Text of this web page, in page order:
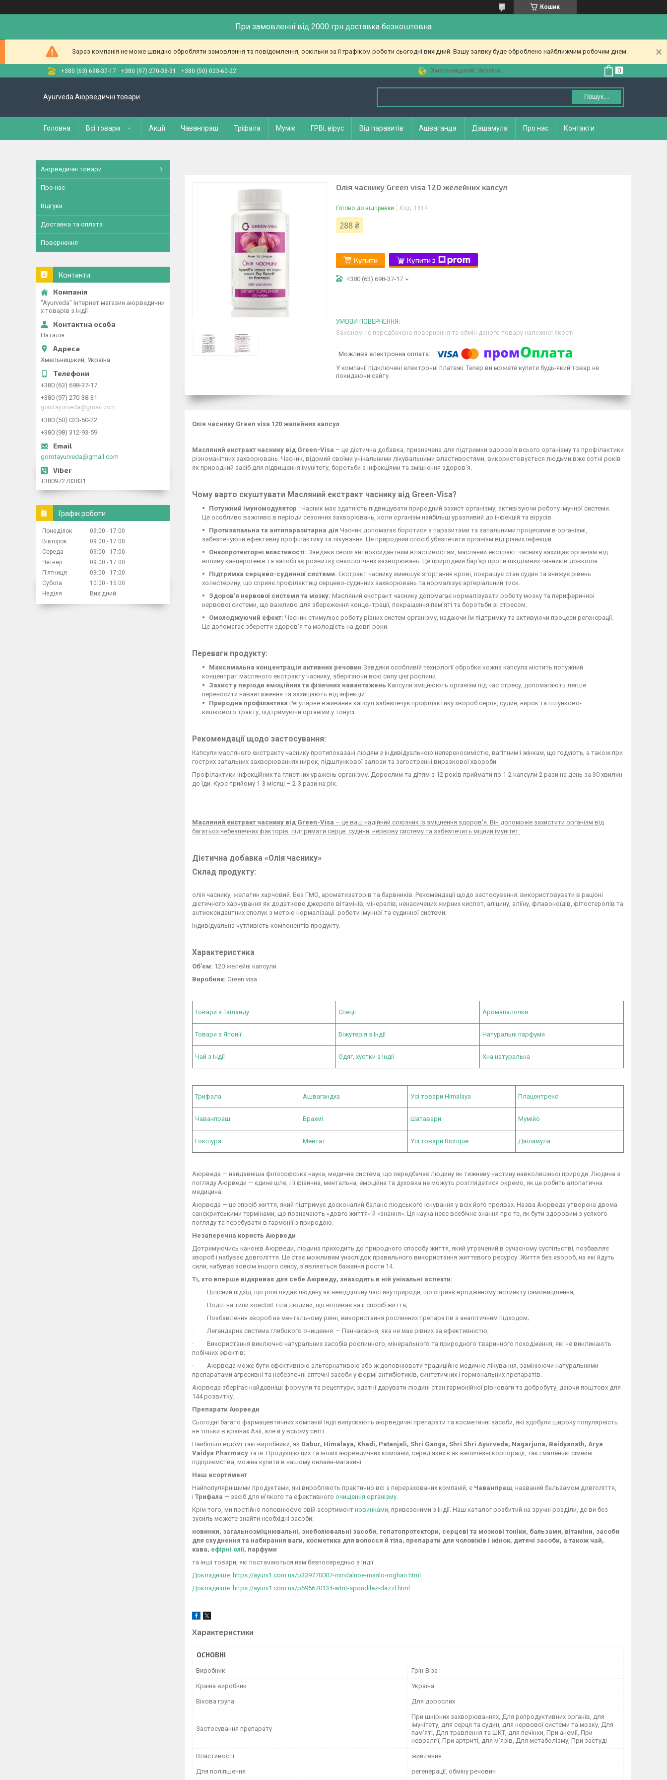
Кошик
При замовленні від 2000 грн доставка безкоштовна
Зараз компанія не може швидко обробляти замовлення та повідомлення, оскільки за її графіком роботи сьогодні вихідний. Вашу заявку буде оброблено найближчим робочим днем.
+380 (63) 698-37-17 +380 (97) 270-38-31 +380 (50) 023-60-22 Хмельницький, Україна
Ayurveda Аюрведичні товари Пошук...
Головна Всі товари Акції Чаванпраш Тріфала Муміє ГРВІ, вірус Від паразитів Ашваганда Дашамула Про нас Контакти
Олія часнику Green visa 120 желейних капсул
Готово до відправки Код: 1814
288 ₴
Купити Купити з
+380 (63) 698-37-17
Законом не передбачено повернення та обмін даного товару належної якості
У компанії підключені електронні платежі. Тепер ви можете купити будь-який товар не
покидаючи сайту.
Олія часнику Green visa 120 желейних капсул
Масляний екстракт часнику від Green-Visa – це дієтична добавка, призначена для підтримки здоров'я всього організму та профілактики
різноманітних захворювань. Часник, відомий своїми унікальними лікувальними властивостями, використовується людьми вже сотні років
як природний засіб для підвищення імунітету, боротьби з інфекціями та зміцнення здоров'я.
Чому варто скуштувати Масляний екстракт часнику від Green-Visa?
Потужний імуномодулятор : Часник має здатність підвищувати природний захист організму, активізуючи роботу імунної системи.
Це особливо важливо в періоди сезонних захворювань, коли організм найбільш уразливий до інфекцій та вірусів.
Протизапальна та антипаразитарна дія Часник допомагає боротися з паразитами та запальними процесами в організмі,
забезпечуючи ефективну профілактику та лікування. Це природний спосіб убезпечити організм від різних інфекцій.
Онкопротекторні властивості: Завдяки своїм антиоксидантним властивостям, масляний екстракт часнику захищає організм від
впливу канцерогенів та запобігає розвитку онкологічних захворювань. Це природний бар'єр проти шкідливих чинників довкілля.
Підтримка серцево-судинної системи: Екстракт часнику зменшує згортання крові, покращує стан судин та знижує рівень
холестерину, що сприяє профілактиці серцево-судинних захворювань та нормалізує артеріальний тиск.
Здоров'я нервової системи та мозку: Масляний екстракт часнику допомагає нормалізувати роботу мозку та периферичної
нервової системи, що важливо для збереження концентрації, покращення пам'яті та боротьби зі стресом.
Омолоджуючий ефект: Часник стимулює роботу різних систем організму, надаючи їм підтримку та активуючи процеси регенерації.
Це допомагає зберегти здоров'я та молодість на довгі роки.
Переваги продукту:
Максимальна концентрація активних речовин Завдяки особливій технології обробки кожна капсула містить потужний
концентрат масляного екстракту часнику, зберігаючи всю силу цієї рослини.
Захист у періоди емоційних та фізичних навантажень Капсули зміцнюють організм під час стресу, допомагають легше
переносити навантаження та захищають від інфекцій.
Природна профілактика Регулярне вживання капсул забезпечує профілактику хвороб серця, судин, нирок та шлунково-
кишкового тракту, підтримуючи організм у тонусі.
Рекомендації щодо застосування:
Капсули масляного екстракту часнику протипоказані людям з індивідуальною непереносимістю, вагітним і жінкам, що годують, а також при
гострих запальних захворюваннях нирок, підшлункової залози та загостренні виразкової хвороби.
Профілактики інфекційних та глистних уражень організму. Дорослим та дітям з 12 років приймати по 1-2 капсули 2 рази на день за 30 хвилин
до їди. Курс прийому 1-3 місяці – 2-3 рази на рік.
Масляний екстракт часнику від Green-Visa – це ваш надійний союзник із зміцнення здоров'я. Він допоможе захистити організм від
багатьох небезпечних факторів, підтримати серце, судини, нервову систему та забезпечить міцний імунітет.
Дієтична добавка «Олія часнику»
Склад продукту:
олія часнику, желатин харчовий. Без ГМО, ароматизаторів та барвників. Рекомендації щодо застосування: використовувати в раціоні
дієтичного харчування як додаткове джерело вітамінів, мінералів, ненасичених жирних кислот, аліцину, аліїну, флавоноїдів, фітостеролів та
антиоксидантних сполук з метою нормалізації. роботи імунної та судинної системи;
Індивідуальна чутливість компонентів продукту.
Характеристика
Об'єм: 120 желейні капсули
Виробник: Green visa
Товари з Таїланду Спеції Аромапалочки
Товари з Японії Біжутерія з Індії Натуральні парфуми
Чай з Індії Одяг, хустки з Індії Хна натуральна
Трифала Ашвагандха Усі товари Himalaya Плацентрекс
Чаванпраш Брахмі Шатавари Мумійо
Гокшура Ментат Усі товари Biotique Дашамула
Аюрведа — найдавніша філософська наука, медична система, що передбачає людину як тижневу частину навколишньої природи. Людина з
погляду Аюрведи — єдине ціле, і її фізична, ментальна, емоційна та духовка не можуть розглядатися окремо, як це робить алопатична
медицина.
Аюрведа — це спосіб життя, який підтримує досконалий баланс людського існування у всіх його проявах. Назва Аюрведа утворена двома
санскритськими термінами, що позначають «довге життя» й «знання». Ця наука несе всебічне знання про те, як бути здоровим з усякого
погляду та перебувати в гармонії з природою.
Незаперечна користь Аюрведи
Дотримуючись канонів Аюрведи, людина приходить до природного способу життя, який утрачений в сучасному суспільстві, позбавляє
хвороб і набуває довголіття. Це стає можливим унаслідок правильного використання життєвого ресурсу. Життя без хвороб, на які йдуть
сили, набуває зовсім іншого сенсу, з'являється бажання рости 14.
Ті, хто вперше відкриває для себе Аюрведу, знаходить в ній унікальні аспекти:
· Цілісний підхід, що розглядає людину як невіддільну частину природи, що сприяє вродженому інстинкту самовицілення;
· Поділ на типи консtist тіла людини, що впливає на її спосіб життя;
· Позбавлення хвороб на ментальному рівні, використання рослинних препаратів з аналітичним підходом;
· Легендарна система глибокого очищення – Панчакарня, яка не має рівних за ефективністю;
· Використання виключно натуральних засобів рослинного, мінерального та природного тваринного походження, які не викликають
побічних ефектів;
· Аюрведа може бути ефективною альтернативою або ж доповнювати традиційне медичне лікування, замінюючи натуральними
препаратами агресивні та небезпечні аптечні засоби у формі антибіотиків, синтетичних і гормональних препаратів.
Аюрведа зберігає найдавніші формули та рецептури, здатні дарувати людині стан гармонійної рівноваги та добробуту, даючи поштовх для
144 розвитку.
Препарати Аюрведи
Сьогодні багато фармацевтичних компаній Індії випускають аюрведичні препарати та косметичні засоби, які здобули широку популярність
не тільки в країнах Азії, але й у всьому світі.
Найбільш відомі такі виробники, як Dabur, Himalaya, Khadi, Patanjali, Shri Ganga, Shri Shri Ayurveda, Nagarjuna, Baidyanath, Arya
Vaidya Pharmacy та ін. Продукцію цих та інших аюрведичних компаній, серед яких є як величезні корпорації, так і маленькі сімейні
підприємства, можна купити в нашому онлайн-магазині.
Наш асортимент
Найпопулярнішими продуктами, які виробляють практично всі з перерахованих компаній, є Чаванпраш , названий бальзамом довголіття,
і Трифала — засіб для м'якого та ефективного очищення організму
Крім того, ми постійно поповнюємо свій асортимент новинками , привезеними з Індії. Наш каталог розбитий на зручні розділи, де ви без
зусиль можете знайти необхідні засоби:
новинки, загальнозміцнювальні, знеболювальні засоби, гепатопротектори, серцеві та мозкові тоніки, бальзами, вітаміни, засоби
для схуднення та набирання ваги, косметика для волосся й тіла, препарати для чоловіків і жінок, дитячі засоби, а також чай,
кава, ефірні олії, парфуми
та інші товари, які постачаються нам безпосередньо з Індії.
Докладніше: https://ayurv1.com.ua/p339770007-mindalnoe-maslo-roghan.html
Докладніше: https://ayurv1.com.ua/p695670134-artrit-spondilez-dazzl.html
Характеристики
ОСНОВНІ
Виробник Грін-Віза
Країна виробник Україна
Вікова група Для дорослих
Застосування препарату
При шкірних захворюваннях, Для репродуктивних органів, для
імунітету, для серця та судин, для нервової системи та мозку, Для
пам'яті, Для травлення та ШКТ, для печінки, При анемії, При
невралгії, При артриті, для м'язів, Для метаболізму, При застуді
Властивості живлення
Для поліпшення регенерації, обміну речовин
Аюрведичні товари
Про нас
Відгуки
Доставка та оплата
Повернення
Контакти
"Ayurveda" Інтернет магазин аюрведични
х товарів з Індії
Наталія
Хмельницький, Україна
+380 (63) 698-37-17
+380 (97) 270-38-31
gorotayurveda@gmail.com
+380 (50) 023-60-22
+380 (98) 312-93-59
gorotayurveda@gmail.com
+380972703831
Графік роботи
Понеділок 09:00
17:00
Вівторок
09:00
17:00
Середа
09:00
17:00
Четвер
09:00
17:00
Пʼятниця
09:00
17:00
Субота
10:00
15:00
Неділя
Вихідний